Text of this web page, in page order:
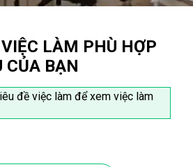
VIỆC LÀM PHÙ HỢP
CỦA BẠN
đề việc làm để xem việc làm